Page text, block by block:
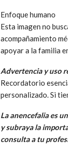
Enfoque humano
Esta imagen no
acompañamiento
apoyar a la familia
Advertencia y uso
Recordatorio
personalizado. Si
La anencefalia es
y subraya la
consulta a tu